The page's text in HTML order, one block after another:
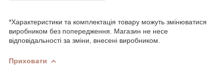
*Характеристики та комплектація товару можуть змінюватися
виробником без попередження. Магазин не несе
відповідальності за зміни, внесені виробником.
Приховати